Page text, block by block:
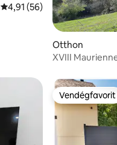
Átlagos értékelés: 5/4,91,
4,91 (56)
Otthon
XVIII
Vendégfavorit
Vendégfavorit